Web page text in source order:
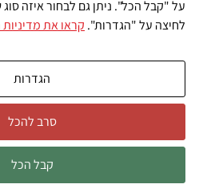
רובי ריסוס
חיבורי פלסטיק
© כל הזכויות שמורות למרססי רז |מפת
Pixieweb
על "קבל הכל". ניתן גם לבחור איזה סוג
לחיצה על "הגדרות". קראו את
הגדרות
סרב להכל
קבל הכל